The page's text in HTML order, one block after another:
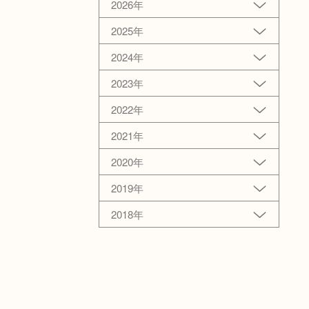
2026年
2025年
2024年
2023年
2022年
2021年
2020年
2019年
2018年